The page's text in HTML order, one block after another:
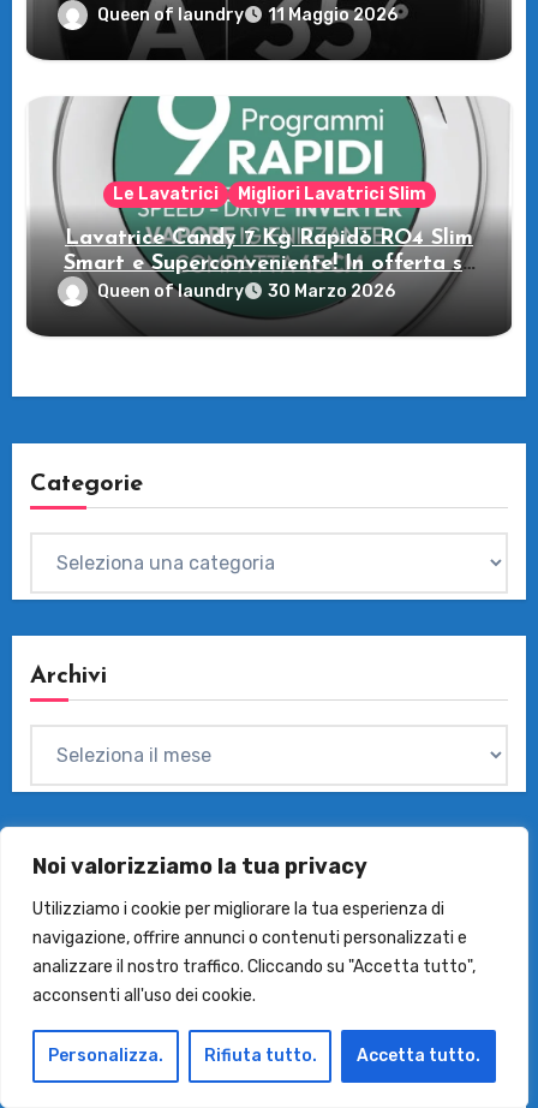
Noi valorizziamo la tua privacy
Utilizziamo i cookie per migliorare la tua esperienza di
navigazione, offrire annunci o contenuti personalizzati e
analizzare il nostro traffico. Cliccando su "Accetta tutto",
acconsenti all'uso dei cookie.
Personalizza. Rifiuta tutto. Accetta tutto.
Recensione della Lavatrice Candy
MultiWash: Innovazione e flessibilità a
casa tua!
Queen of laundry 11 Maggio 2026
Le Lavatrici Migliori Lavatrici Slim
Lavatrice Candy 7 Kg Rapidò RO4 Slim
Smart e Superconveniente! In offerta su
Amazon
Queen of laundry 30 Marzo 2026
Categorie
Archivi
I Prodotti Del Mese
Migliori Lavatrici di Classe A
Migliori Lavatrici Silenziose